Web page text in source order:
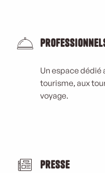
Un espace dédié
tourisme, aux
voyage.
Presse